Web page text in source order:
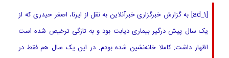
[ad_1] به گزارش خبرگزاری خبرآنلاین به نقل از ایرنا، اصغر حیدری که از
یک سال پیش درگیر بیماری دیابت بود و به تازگی ترخیص شده است
اظهار داشت: کاملا خانه‌نشین شده بودم. در این یک سال هم فقط در